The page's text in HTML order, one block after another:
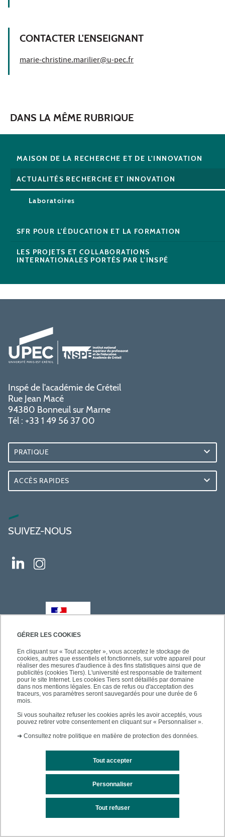
GÉRER LES COOKIES
En cliquant sur « Tout accepter », vous acceptez le stockage de
cookies, autres que essentiels et fonctionnels, sur votre appareil pour
réaliser des mesures d'audience à des fins statistiques ainsi que de
publicités (cookies Tiers). L'université est responsable de traitement
pour le site Internet. Les cookies Tiers sont détaillés par domaine
dans nos mentions légales. En cas de refus ou d'acceptation des
traceurs, vos paramètres seront sauvegardés pour une durée de 6
mois.
Si vous souhaitez refuser les cookies après les avoir acceptés, vous
pouvez retirer votre consentement en cliquant sur « Personnaliser ».
➜ Consultez notre politique en matière de protection des données.
Tout accepter
Tout refuser
Personnaliser
CONTACTER L'ENSEIGNANT
marie-christine.marilier@u-pec.fr
DANS LA MÊME RUBRIQUE
MAISON DE LA RECHERCHE ET DE L'INNOVATION
ACTUALITÉS RECHERCHE ET INNOVATION
Laboratoires
SFR POUR L'ÉDUCATION ET LA FORMATION
LES PROJETS ET COLLABORATIONS
INTERNATIONALES PORTÉS PAR L'INSPÉ
Inspé de l'académie de Créteil
Rue Jean Macé
94380 Bonneuil sur Marne
Tél : +33 1 49 56 37 00
PRATIQUE
ACCÈS RAPIDES
SUIVEZ-NOUS
Mentions légales Plan du site